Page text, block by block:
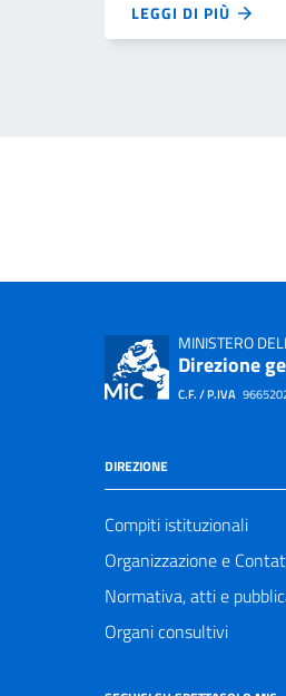
LEGGI DI PIÙ
MINISTERO
Direzione
C.F. / P.IVA
DIREZIONE
Compiti istituzionali
Organizzazione e
Normativa, atti e
Organi consultivi